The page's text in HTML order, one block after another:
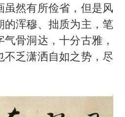
虽然有所俭省，但是风
的浑穆、拙质为主，笔
骨洞达，十分古雅，
不乏潇洒自如之势，尽